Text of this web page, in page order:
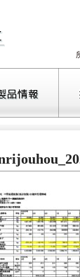
水 木 金
5 6
12 13 14
19 20 21
26 27 28